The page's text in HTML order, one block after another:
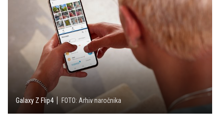
Galaxy Z Flip4 FOTO: Arhiv naročnika